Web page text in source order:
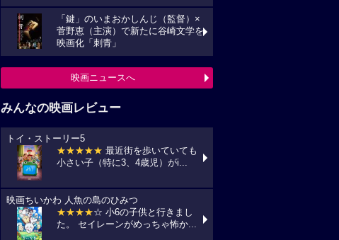
「鍵」のいまおかしんじ（監督）×
菅野恵（主演）で新たに谷崎文学を
映画化「刺青」
映画ニュースへ
みんなの映画レビュー
トイ・ストーリー5
★★★★★ 最近街を歩いていても
小さい子（特に3、4歳児）がi...
映画ちいかわ 人魚の島のひみつ
★★★★☆ 小6の子供と行きまし
た。 セイレーンがめっちゃ怖か...